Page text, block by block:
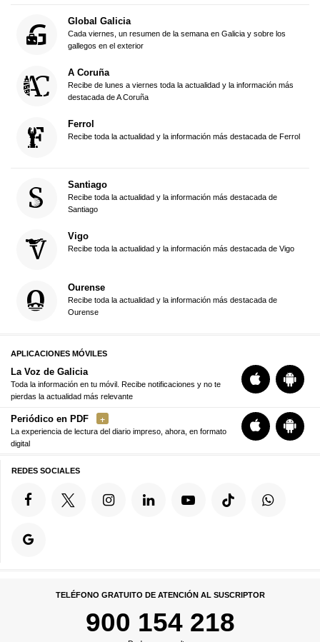
Global Galicia
Cada viernes, un resumen de la semana en Galicia y sobre los
gallegos en el exterior
A Coruña
Recibe de lunes a viernes toda la actualidad y la información más
destacada de A Coruña
Ferrol
Recibe toda la actualidad y la información más destacada de Ferrol
Santiago
Recibe toda la actualidad y la información más destacada de
Santiago
Vigo
Recibe toda la actualidad y la información más destacada de Vigo
Ourense
Recibe toda la actualidad y la información más destacada de
Ourense
APLICACIONES MÓVILES
La Voz de Galicia
Toda la información en tu móvil. Recibe notificaciones y no te
pierdas la actualidad más relevante
Periódico en PDF
La experiencia de lectura del diario impreso, ahora, en formato
digital
REDES SOCIALES
TELÉFONO GRATUITO DE ATENCIÓN AL SUSCRIPTOR
900 154 218